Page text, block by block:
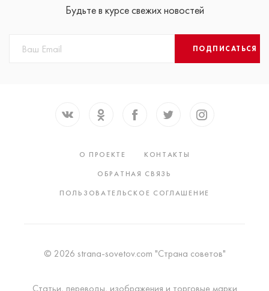
Будьте в курсе свежих новостей
ПОДПИСАТЬСЯ
О ПРОЕКТЕ
КОНТАКТЫ
ОБРАТНАЯ СВЯЗЬ
ПОЛЬЗОВАТЕЛЬСКОЕ СОГЛАШЕНИЕ
© 2026 strana-sovetov.com "Страна советов"
Статьи, переводы, изображения и торговые марки